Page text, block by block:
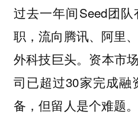
过去一年间Seed团
职，流向腾讯、阿里
外科技巨头。资本市
司已超过30家完成融
备，但留人是个难题。